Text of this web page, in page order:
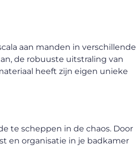
aan manden in verschillende
de robuuste uitstraling van
heeft zijn eigen unieke
te scheppen in de chaos. Door
en organisatie in je badkamer